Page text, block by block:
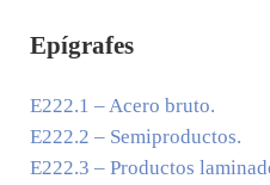
Epígrafes
E222.1 – Acero bruto.
E222.2 – Semiproductos.
E222.3 – Productos